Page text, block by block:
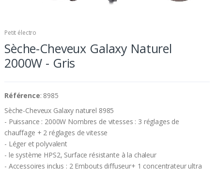
Petit électro
Sèche-Cheveux Galaxy Naturel
2000W - Gris
Référence: 8985
Sèche-Cheveux Galaxy naturel 8985
- Puissance : 2000W Nombres de vitesses : 3 réglages de
chauffage + 2 réglages de vitesse
- Léger et polyvalent
- le système HPS2, Surface résistante à la chaleur
- Accessoires inclus : 2 Embouts diffuseur+ 1 concentrateur ultra